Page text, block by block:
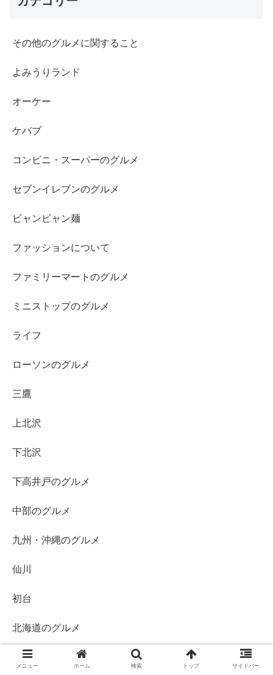
その他のグルメに関すること
よみうりランド
オーケー
ケバブ
コンビニ・スーパーのグルメ
セブンイレブンのグルメ
ビャンビャン麺
ファッションについて
ファミリーマートのグルメ
ミニストップのグルメ
ライフ
ローソンのグルメ
三鷹
上北沢
下北沢
下高井戸のグルメ
中部のグルメ
九州・沖縄のグルメ
仙川
初台
北海道のグルメ
千歳烏山
メニュー ホーム 検索 トップ サイドバー